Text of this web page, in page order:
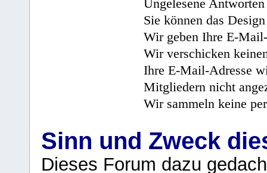
Ungelesene
Sie können das
Wir geben Ihre E-
Wir verschicken
Ihre E-Mail-Adresse
Mitgliedern nicht
Wir sammeln keine
Sinn und Zweck
Dieses Forum dazu